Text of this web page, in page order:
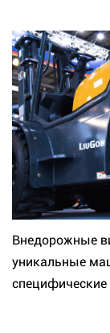
Внедорожные
уникальные